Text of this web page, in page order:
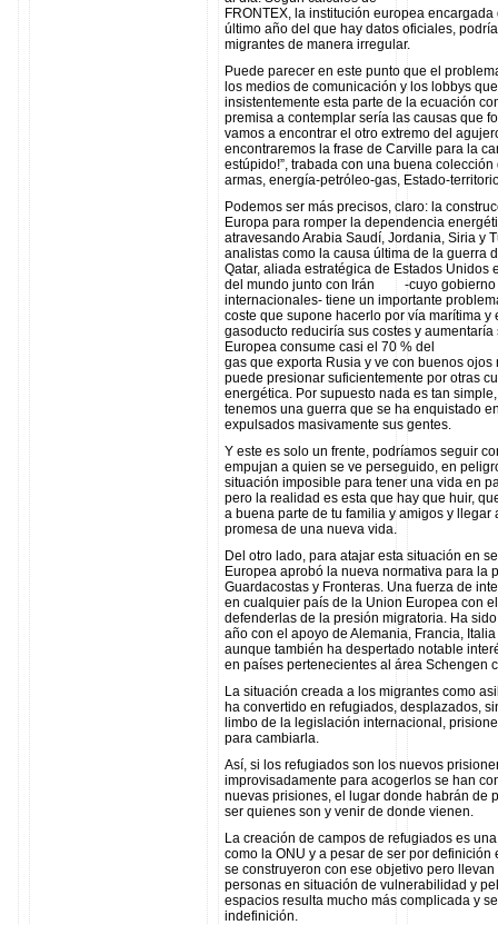
FRONTEX, la institución europea
último año del que hay datos oficiales,
migrantes de manera irregular.
Puede parecer en este punto que el
los medios de comunicación y los lobbys
insistentemente esta parte de la ecuación
premisa a contemplar sería las causas que
vamos a encontrar el otro extremo del
encontraremos la frase de Carville para la
estúpido!”, trabada con una buena
armas, energía-petróleo-gas, Estado-
Podemos ser más precisos, claro: la
Europa para romper la dependencia
atravesando Arabia Saudí, Jordania, Siria y
analistas como la causa última de la guerra
Qatar, aliada estratégica de Estados
del mundo junto con Irán -cuyo gobierno
internacionales- tiene un importante
coste que supone hacerlo por vía marítima
gasoducto reduciría sus costes y
Europea consume casi el 70 % del
gas que exporta Rusia y ve con buenos
puede presionar suficientemente por otras
energética. Por supuesto nada es tan
tenemos una guerra que se ha enquistado
expulsados masivamente sus gentes.
Y este es solo un frente, podríamos seguir
empujan a quien se ve perseguido, en
situación imposible para tener una vida en
pero la realidad es esta que hay que huir,
a buena parte de tu familia y amigos y
promesa de una nueva vida.
Del otro lado, para atajar esta situación en
Europea aprobó la nueva normativa para la
Guardacostas y Fronteras. Una fuerza de
en cualquier país de la Union Europea con
defenderlas de la presión migratoria. Ha
año con el apoyo de Alemania, Francia,
aunque también ha despertado notable
en países pertenecientes al área Schengen
La situación creada a los migrantes como
ha convertido en refugiados, desplazados,
limbo de la legislación internacional,
para cambiarla.
Así, si los refugiados son los nuevos
improvisadamente para acogerlos se han
nuevas prisiones, el lugar donde habrán de
ser quienes son y venir de donde vienen.
La creación de campos de refugiados es
como la ONU y a pesar de ser por
se construyeron con ese objetivo pero
personas en situación de vulnerabilidad y
espacios resulta mucho más complicada y
indefinición.